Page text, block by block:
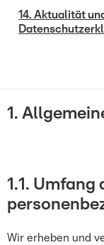
14. Aktualität
1.
1.1. Umfang
Wir erheben und